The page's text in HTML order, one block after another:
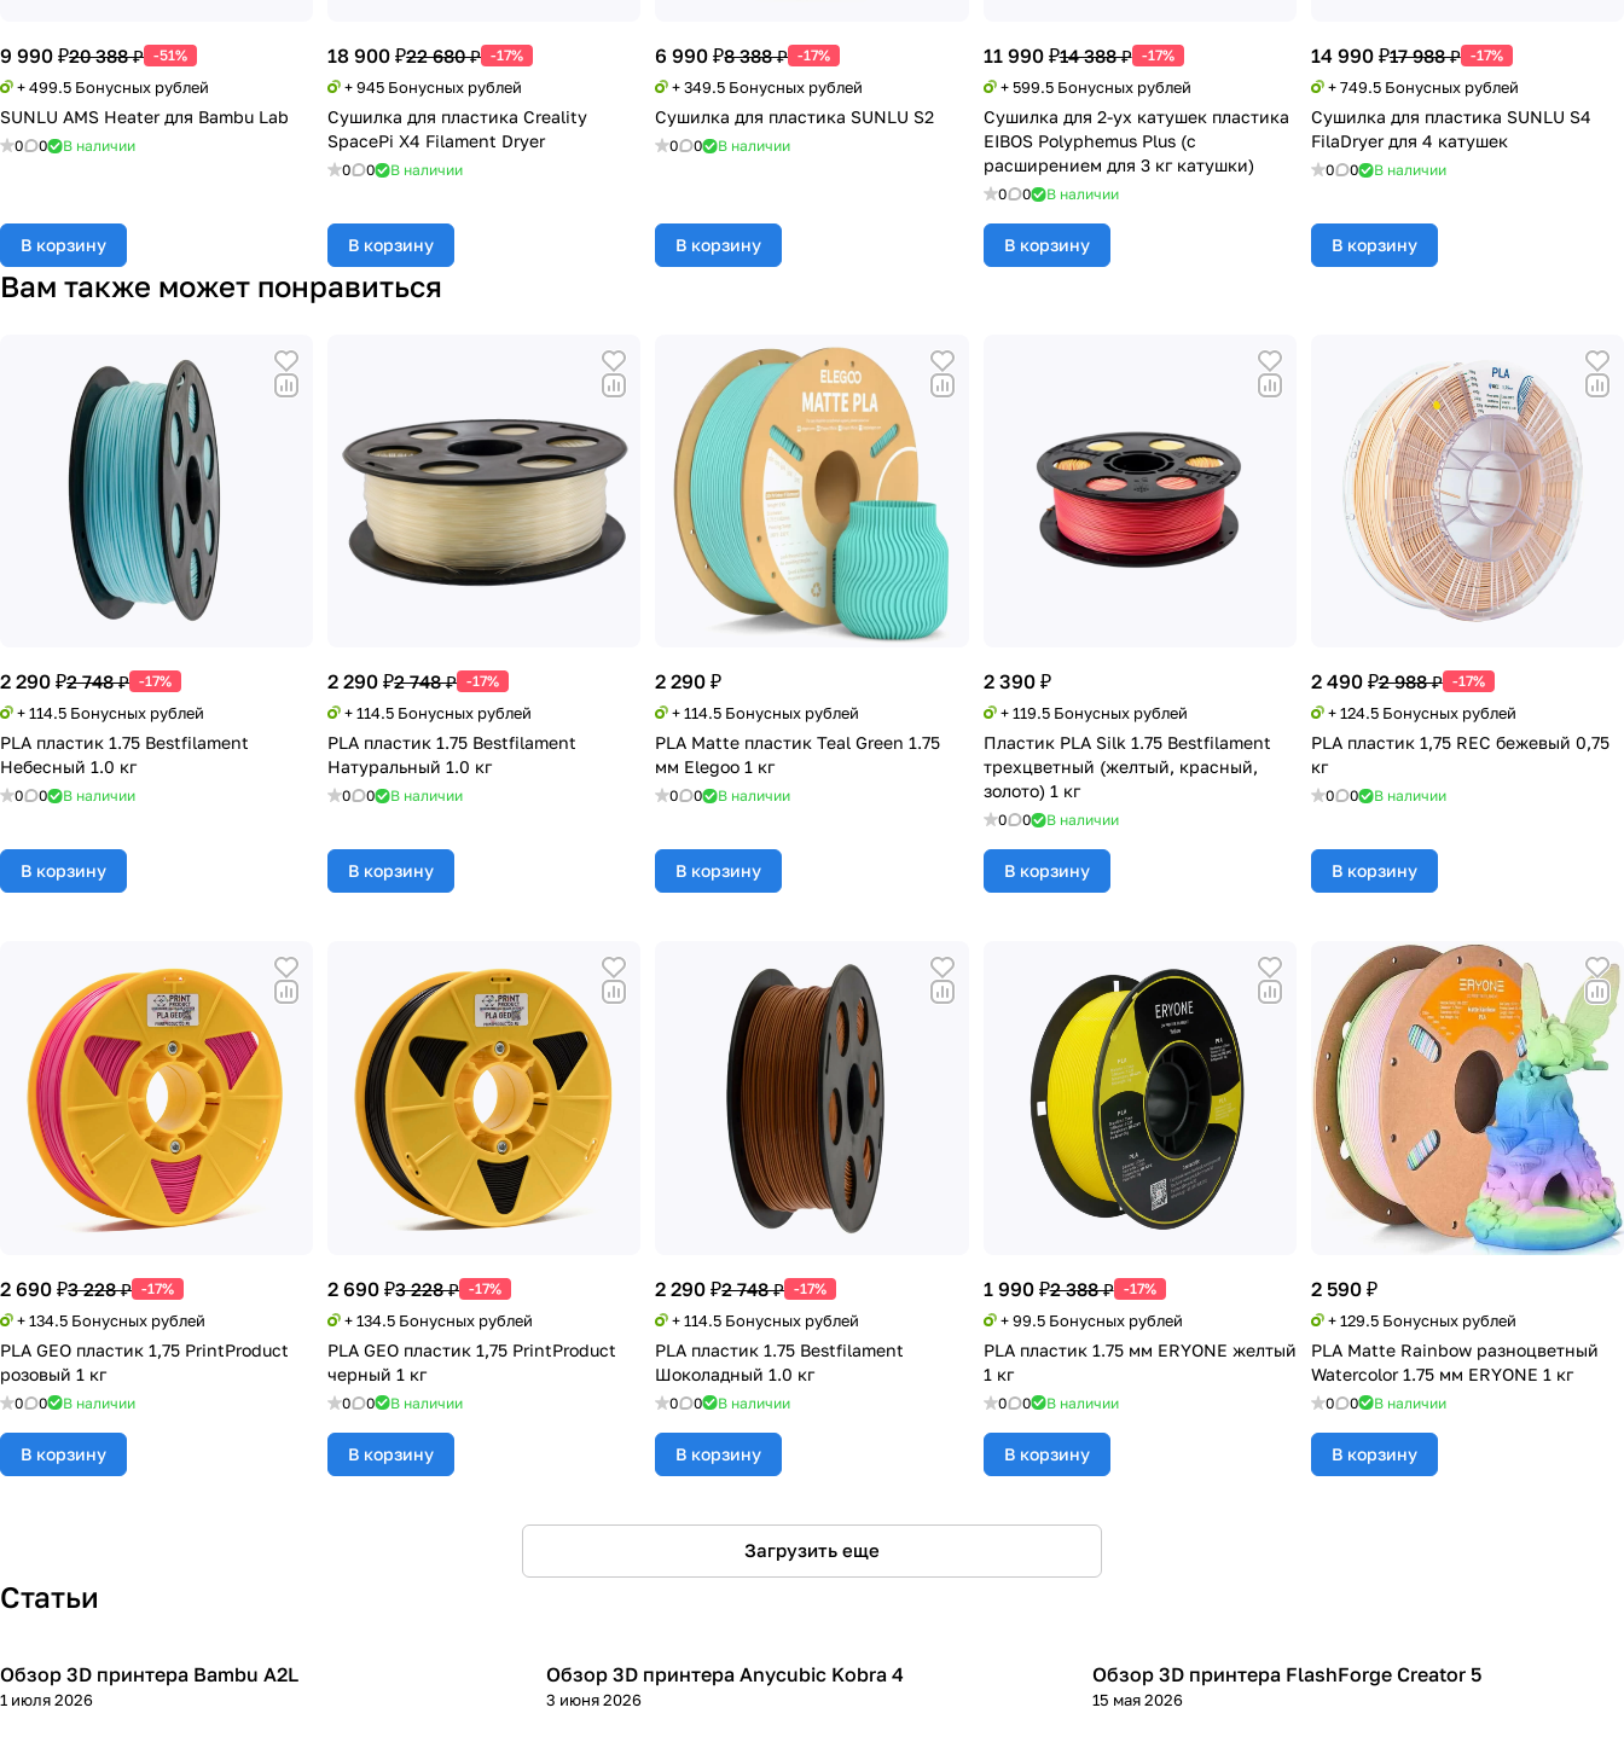
9 990 ₽20 388 ₽ -51%
+ 499.5 Бонусных рублей
SUNLU AMS Heater для Bambu Lab
0 0 В наличии
В корзину
18 900 ₽22 680 ₽ -17%
+ 945 Бонусных рублей
Сушилка для пластика Creality
SpacePi X4 Filament Dryer
0 0 В наличии
В корзину
6 990 ₽8 388 ₽ -17%
+ 349.5 Бонусных рублей
Сушилка для пластика SUNLU S2
0 0 В наличии
В корзину
11 990 ₽14 388 ₽ -17%
+ 599.5 Бонусных рублей
Сушилка для 2-ух катушек пластика
EIBOS Polyphemus Plus (с
расширением для 3 кг катушки)
0 0 В наличии
В корзину
14 990 ₽17 988 ₽ -17%
+ 749.5 Бонусных рублей
Сушилка для пластика SUNLU S4
FilaDryer для 4 катушек
0 0 В наличии
В корзину
Вам также может понравиться
2 290 ₽2 748 ₽ -17%
+ 114.5 Бонусных рублей
PLA пластик 1.75 Bestfilament
Небесный 1.0 кг
0 0 В наличии
В корзину
2 290 ₽2 748 ₽ -17%
+ 114.5 Бонусных рублей
PLA пластик 1.75 Bestfilament
Натуральный 1.0 кг
0 0 В наличии
В корзину
2 290 ₽
+ 114.5 Бонусных рублей
PLA Matte пластик Teal Green 1.75
мм Elegoo 1 кг
0 0 В наличии
В корзину
2 390 ₽
+ 119.5 Бонусных рублей
Пластик PLA Silk 1.75 Bestfilament
трехцветный (желтый, красный,
золото) 1 кг
0 0 В наличии
В корзину
2 490 ₽2 988 ₽ -17%
+ 124.5 Бонусных рублей
PLA пластик 1,75 REC бежевый 0,75
кг
0 0 В наличии
В корзину
2 690 ₽3 228 ₽ -17%
+ 134.5 Бонусных рублей
PLA GEO пластик 1,75 PrintProduct
розовый 1 кг
0 0 В наличии
В корзину
2 690 ₽3 228 ₽ -17%
+ 134.5 Бонусных рублей
PLA GEO пластик 1,75 PrintProduct
черный 1 кг
0 0 В наличии
В корзину
2 290 ₽2 748 ₽ -17%
+ 114.5 Бонусных рублей
PLA пластик 1.75 Bestfilament
Шоколадный 1.0 кг
0 0 В наличии
В корзину
1 990 ₽2 388 ₽ -17%
+ 99.5 Бонусных рублей
PLA пластик 1.75 мм ERYONE желтый
1 кг
0 0 В наличии
В корзину
2 590 ₽
+ 129.5 Бонусных рублей
PLA Matte Rainbow разноцветный
Watercolor 1.75 мм ERYONE 1 кг
0 0 В наличии
В корзину
Загрузить еще
Статьи
3D принтеры
Обзор 3D принтера Bambu A2L
1 июля 2026
3D принтеры
Обзор 3D принтера Anycubic Kobra 4
3 июня 2026
3D принтеры
Обзор 3D принтера FlashForge Creator 5
15 мая 2026